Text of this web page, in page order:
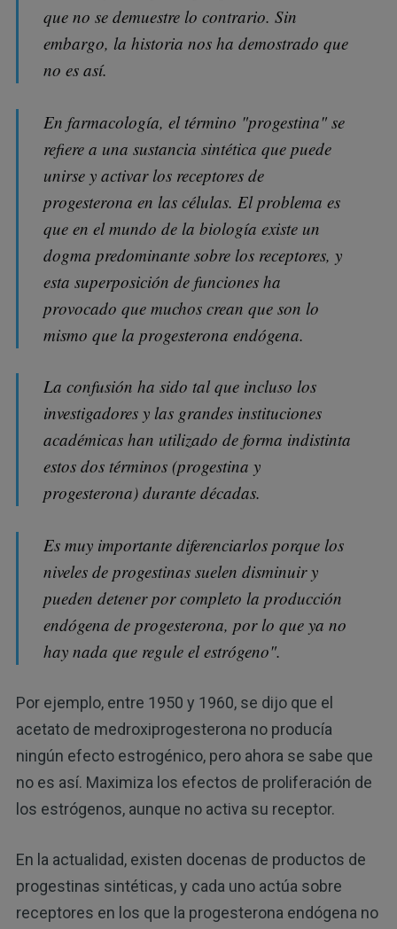
que no se demuestre lo contrario. Sin
embargo, la historia nos ha demostrado que
no es así.
En farmacología, el término "progestina" se
refiere a una sustancia sintética que puede
unirse y activar los receptores de
progesterona en las células. El problema es
que en el mundo de la biología existe un
dogma predominante sobre los receptores, y
esta superposición de funciones ha
provocado que muchos crean que son lo
mismo que la progesterona endógena.
La confusión ha sido tal que incluso los
investigadores y las grandes instituciones
académicas han utilizado de forma indistinta
estos dos términos (progestina y
progesterona) durante décadas.
Es muy importante diferenciarlos porque los
niveles de progestinas suelen disminuir y
pueden detener por completo la producción
endógena de progesterona, por lo que ya no
hay nada que regule el estrógeno".
Por ejemplo, entre 1950 y 1960, se dijo que el
acetato de medroxiprogesterona no producía
ningún efecto estrogénico, pero ahora se sabe que
no es así. Maximiza los efectos de proliferación de
los estrógenos, aunque no activa su receptor.
En la actualidad, existen docenas de productos de
progestinas sintéticas, y cada uno actúa sobre
receptores en los que la progesterona endógena no